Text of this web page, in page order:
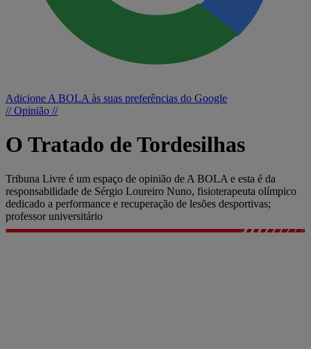
Adicione A BOLA às suas preferências do Google
// Opinião //
O Tratado de Tordesilhas
Tribuna Livre é um espaço de opinião de A BOLA e esta é da
responsabilidade de Sérgio Loureiro Nuno, fisioterapeuta olímpico
dedicado a performance e recuperação de lesões desportivas;
professor universitário